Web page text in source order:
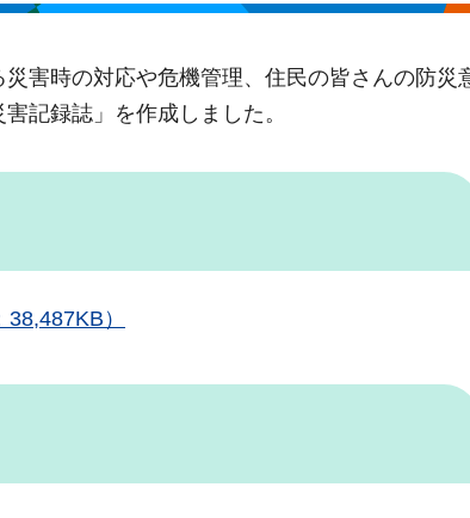
害時の対応や危機管理、住民の皆さんの防災
記録誌」を作成しました。
）